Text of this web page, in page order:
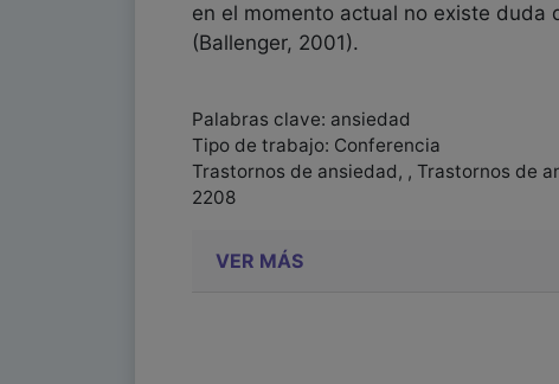
en el momento actual no existe duda
(Ballenger, 2001).
Palabras clave: ansiedad
Tipo de trabajo: Conferencia
Trastornos de ansiedad, , Trastornos de
2208
VER MÁS